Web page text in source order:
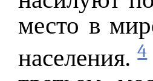
место в
населения.4